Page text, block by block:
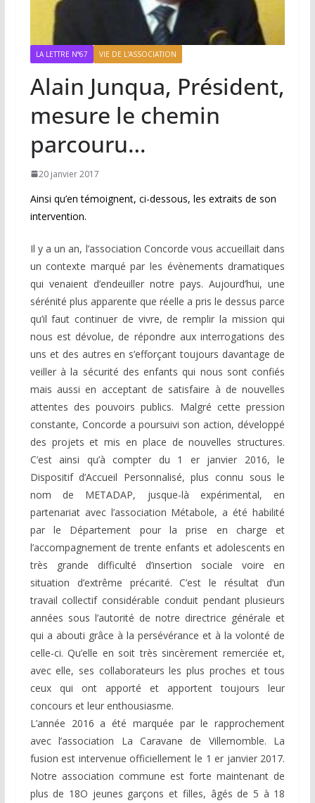
LA LETTRE N°67 VIE DE L'ASSOCIATION
Alain Junqua, Président,
mesure le chemin
parcouru…
20 janvier 2017
Ainsi qu’en témoignent, ci-dessous, les extraits de son
intervention.
Il y a un an, l’association Concorde vous accueillait dans
un contexte marqué par les évènements dramatiques
qui venaient d’endeuiller notre pays. Aujourd’hui, une
sérénité plus apparente que réelle a pris le dessus parce
qu’il faut continuer de vivre, de remplir la mission qui
nous est dévolue, de répondre aux interrogations des
uns et des autres en s’efforçant toujours davantage de
veiller à la sécurité des enfants qui nous sont confiés
mais aussi en acceptant de satisfaire à de nouvelles
attentes des pouvoirs publics. Malgré cette pression
constante, Concorde a poursuivi son action, développé
des projets et mis en place de nouvelles structures.
C’est ainsi qu’à compter du 1 er janvier 2016, le
Dispositif d’Accueil Personnalisé, plus connu sous le
nom de METADAP, jusque-là expérimental, en
partenariat avec l’association Métabole, a été habilité
par le Département pour la prise en charge et
l’accompagnement de trente enfants et adolescents en
très grande difficulté d’insertion sociale voire en
situation d’extrême précarité. C’est le résultat d’un
travail collectif considérable conduit pendant plusieurs
années sous l’autorité de notre directrice générale et
qui a abouti grâce à la persévérance et à la volonté de
celle-ci. Qu’elle en soit très sincèrement remerciée et,
avec elle, ses collaborateurs les plus proches et tous
ceux qui ont apporté et apportent toujours leur
concours et leur enthousiasme.
L’année 2016 a été marquée par le rapprochement
avec l’association La Caravane de Villemomble. La
fusion est intervenue officiellement le 1 er janvier 2017.
Notre association commune est forte maintenant de
plus de 18O jeunes garçons et filles, âgés de 5 à 18